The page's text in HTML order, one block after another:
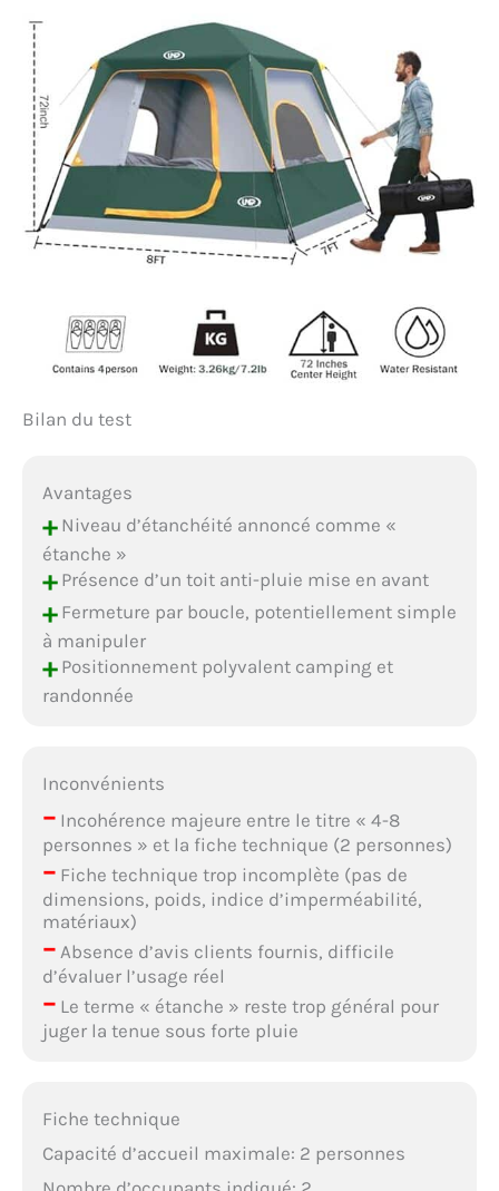
Bilan du test
Avantages
+Niveau d’étanchéité annoncé comme «
étanche »
+Présence d’un toit anti-pluie mise en avant
+Fermeture par boucle, potentiellement simple
à manipuler
+Positionnement polyvalent camping et
randonnée
Inconvénients
–Incohérence majeure entre le titre « 4-8
personnes » et la fiche technique (2 personnes)
–Fiche technique trop incomplète (pas de
dimensions, poids, indice d’imperméabilité,
matériaux)
–Absence d’avis clients fournis, difficile
d’évaluer l’usage réel
–Le terme « étanche » reste trop général pour
juger la tenue sous forte pluie
Fiche technique
Capacité d’accueil maximale: 2 personnes